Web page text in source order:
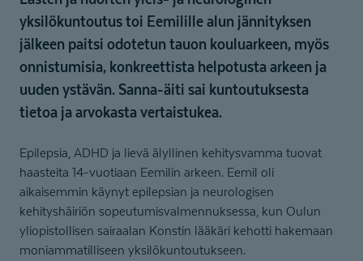
yksilökuntoutus toi Eemilille alun jännityksen
jälkeen paitsi odotetun tauon kouluarkeen, myös
onnistumisia, konkreettista helpotusta arkeen ja
uuden ystävän. Sanna-äiti sai kuntoutuksesta
tietoa ja arvokasta vertaistukea.
Epilepsia, ADHD ja lievä älyllinen kehitysvamma tuovat
haasteita 14-vuotiaan Eemilin arkeen. Eemil oli
aikaisemmin käynyt epilepsian ja neurologisen
kehityshäiriön sopeutumisvalmennuksessa, kun Oulun
yliopistollisen sairaalan Konstin lääkäri kehotti hakemaan
moniammatilliseen yksilökuntoutukseen.